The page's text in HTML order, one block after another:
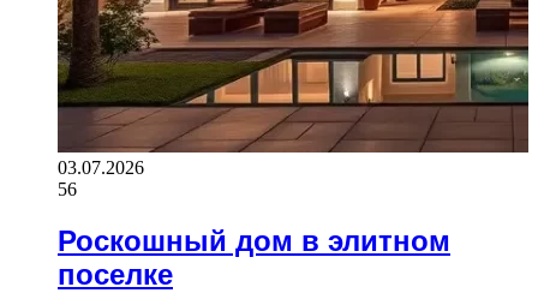
03.07.2026
56
Роскошный дом в элитном
поселке